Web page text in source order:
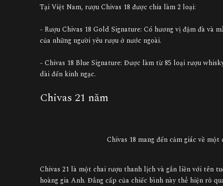
Tại Việt Nam, rượu Chivas 18 được chia làm 2 loại:
- Rượu Chivas 18 Gold Signature: Có hương vị đậm đà và
của những người yêu rượu ở nước ngoài.
- Chivas 18 Blue Signature: Được làm từ 85 loại rượu
dài đến kinh ngạc.
Chivas 21 năm
Chivas 18 mang đến cảm giác về
Chivas 21 là một chai rượu thanh lịch và gắn liền với tên
hoàng gia Anh. Đẳng cấp của chiếc bình này thể hiện rõ